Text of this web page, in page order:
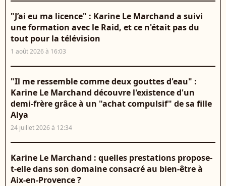
"J’ai eu ma licence" : Karine Le Marchand a suivi
une formation avec le Raid, et ce n'était pas du
tout pour la télévision
1 août 2026 à 16:03
"Il me ressemble comme deux gouttes d'eau" :
Karine Le Marchand découvre l'existence d'un
demi-frère grâce à un "achat compulsif" de sa fille
Alya
24 juillet 2026 à 12:34
Karine Le Marchand : quelles prestations propose-
t-elle dans son domaine consacré au bien-être à
Aix-en-Provence ?